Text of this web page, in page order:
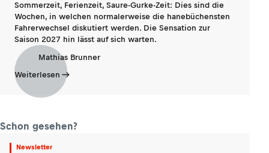
Sommerzeit, Ferienzeit, Saure-Gurke-Zeit: Dies sind die
Wochen, in welchen normalerweise die hanebüchensten
Fahrerwechsel diskutiert werden. Die Sensation zur
Saison 2027 hin lässt auf sich warten.
Mathias Brunner
Weiterlesen
Schon gesehen?
Newsletter